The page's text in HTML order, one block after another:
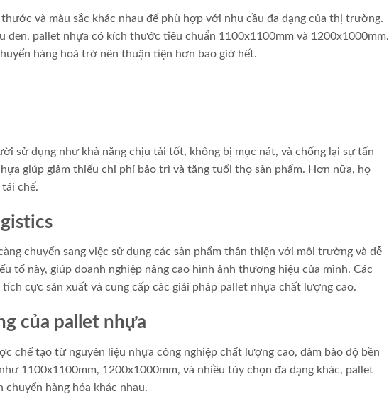
và màu sắc khác nhau để phù hợp với nhu cầu đa dạng của thị trường.
đen, pallet nhựa có kích thước tiêu chuẩn 1100x1100mm và 1200x1000mm.
hàng hoá trở nên thuận tiện hơn bao giờ hết.
sử dụng như khả năng chịu tải tốt, không bị mục nát, và chống lại sự tấn
giúp giảm thiểu chi phí bảo trì và tăng tuổi thọ sản phẩm. Hơn nữa, họ
chế.
chuyển sang việc sử dụng các sản phẩm thân thiện với môi trường và dễ
tố này, giúp doanh nghiệp nâng cao hình ảnh thương hiệu của mình. Các
cực sản xuất và cung cấp các giải pháp pallet nhựa chất lượng cao.
của pallet nhựa
chế tạo từ nguyên liệu nhựa công nghiệp chất lượng cao, đảm bảo độ bền
1100x1100mm, 1200x1000mm, và nhiều tùy chọn đa dạng khác, pallet
chuyển hàng hóa khác nhau.